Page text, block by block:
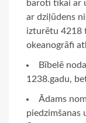
baroti tikai ar
ar dziļūdens
izturētu 4218
okeanogrāfi
Bībelē
1238.gadu,
Ādams
piedzimšanas